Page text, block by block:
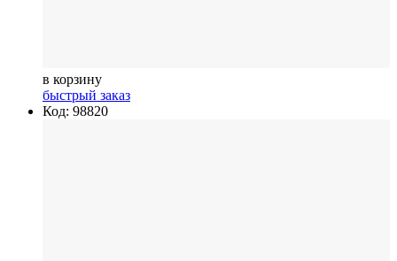
в корзину
быстрый заказ
Код: 98820